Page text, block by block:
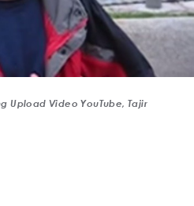
Upload Video YouTube, Tajir